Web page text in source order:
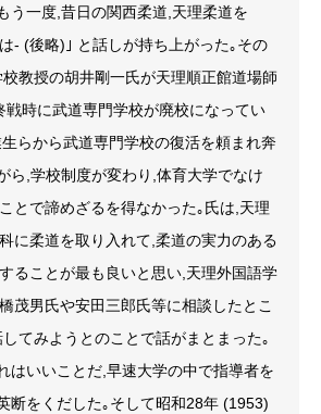
う一度,昔日の関西柔道,天理柔道を
- (後略)｣ と話しが持ち上がった｡その
教授の胡井剛一氏が天理順正館道場師
戦時に武道専門学校が廃校になってい
らから武道専門学校の復活を頼まれ奔
ら,学校制度が変わり,体育大学でなけ
とで諦めざるを得なかった｡氏は,天理
に柔道を取り入れて,柔道の実力のある
ることが最も良いと思い,天理外国語学
茂男氏や安田三郎氏等に相談したとこ
てみようとのことで話がまとまった｡
はいいことだ,早速大学の中で指導者を
断をくだした｡そして昭和28年 (1953)